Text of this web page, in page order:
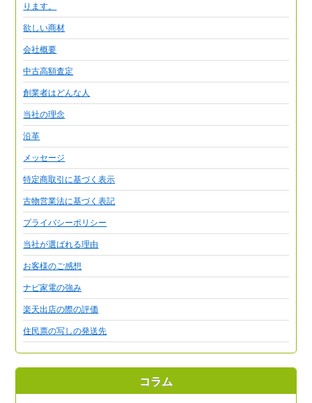
ります。
欲しい商材
会社概要
中古高額査定
創業者はどんな人
当社の理念
沿革
メッセージ
特定商取引に基づく表示
古物営業法に基づく表記
プライバシーポリシー
当社が選ばれる理由
お客様のご感想
ナビ家電の強み
楽天出店の際の評価
住民票の写しの発送先
コラム